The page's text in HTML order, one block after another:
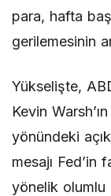
para, hafta
gerilemesinin
Yükselişte,
Kevin
yönündeki
mesajı Fed’in
yönelik olumlu